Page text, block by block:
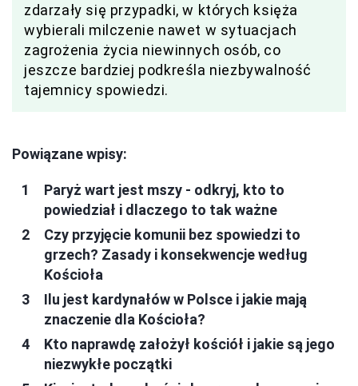
zdarzały się przypadki, w których księża
wybierali milczenie nawet w sytuacjach
zagrożenia życia niewinnych osób, co
jeszcze bardziej podkreśla niezbywalność
tajemnicy spowiedzi.
Powiązane wpisy:
Paryż wart jest mszy - odkryj, kto to
powiedział i dlaczego to tak ważne
Czy przyjęcie komunii bez spowiedzi to
grzech? Zasady i konsekwencje według
Kościoła
Ilu jest kardynałów w Polsce i jakie mają
znaczenie dla Kościoła?
Kto naprawdę założył kościół i jakie są jego
niezwykłe początki